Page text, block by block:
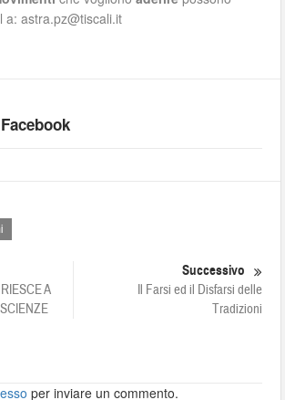
a: astra.pz@tiscali.it
A
Successivo
Il Farsi ed il Disfarsi delle
Tradizioni
per inviare un commento.